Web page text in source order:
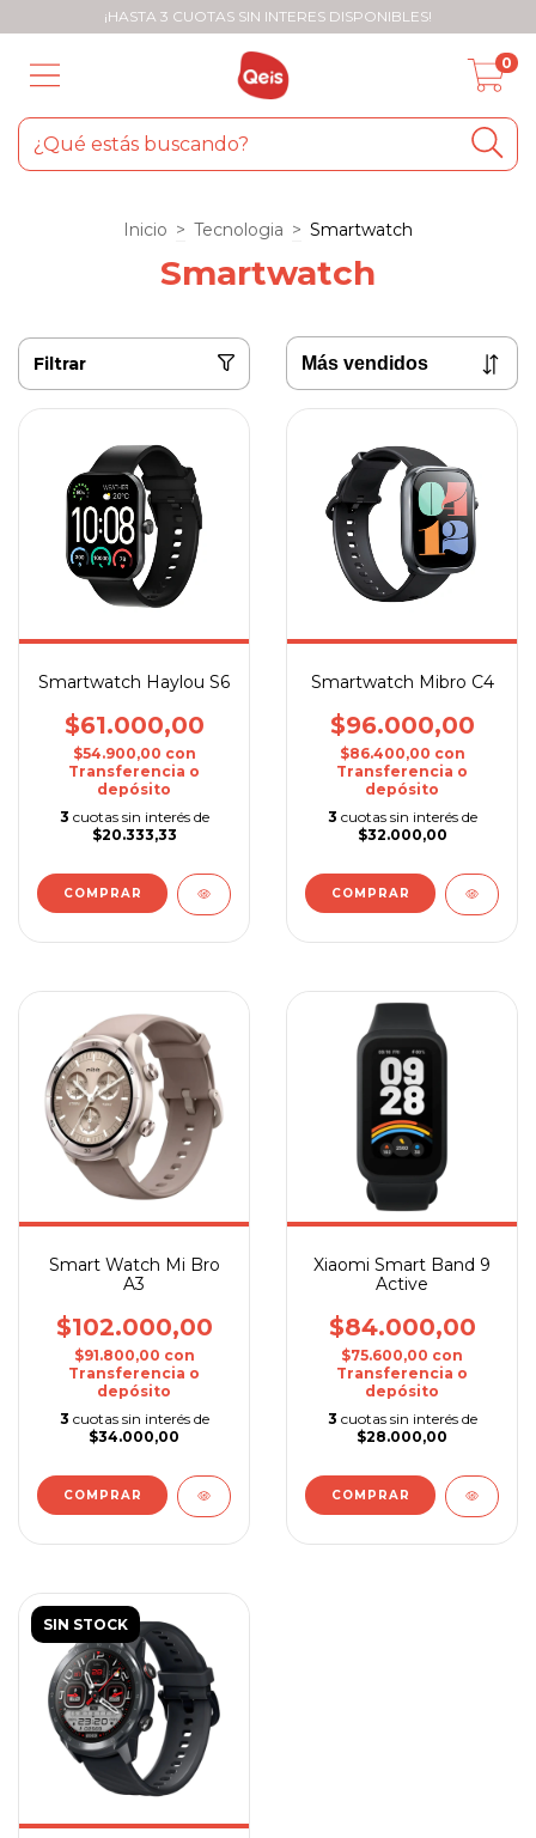
¡HASTA 3 CUOTAS SIN INTERES DISPONIBLES!
0
Inicio > Tecnologia > Smartwatch
Smartwatch
Filtrar
Smartwatch Haylou S6
$61.000,00
$54.900,00 con
Transferencia o
depósito
3 cuotas sin interés de
$20.333,33
COMPRAR
Smartwatch Mibro C4
$96.000,00
$86.400,00 con
Transferencia o
depósito
3 cuotas sin interés de
$32.000,00
COMPRAR
Smart Watch Mi Bro
A3
$102.000,00
$91.800,00 con
Transferencia o
depósito
3 cuotas sin interés de
$34.000,00
COMPRAR
Xiaomi Smart Band 9
Active
$84.000,00
$75.600,00 con
Transferencia o
depósito
3 cuotas sin interés de
$28.000,00
COMPRAR
SIN STOCK